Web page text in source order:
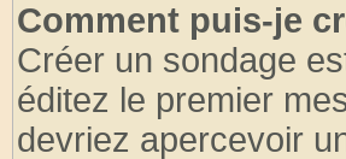
Comment puis-je
Créer un sondage
éditez le premier
devriez apercevoir